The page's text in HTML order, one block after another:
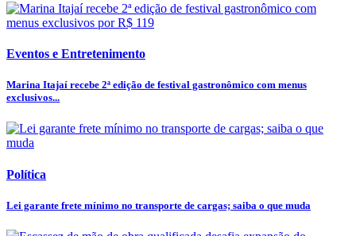
Eventos e Entretenimento
Marina Itajaí recebe 2ª edição de festival gastronômico com menus
exclusivos...
Política
Lei garante frete mínimo no transporte de cargas; saiba o que muda